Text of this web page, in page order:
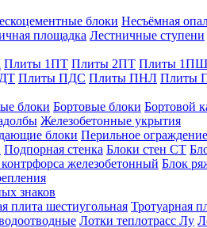
блоки Несъёмная
площадка Лестничные ступени
Плиты 1ПТ Плиты 2ПТ Плиты 1ПШ
Плиты ПДС Плиты ПНЛ Плиты
блоки Бортовые блоки Бортовой
Железобетонные укрытия
блоки Перильное ограждение
Подпорная стенка Блоки стен СТ
железобетонный Блок
знаков
плита шестиугольная Тротуарная
Лотки теплотрасс Лу